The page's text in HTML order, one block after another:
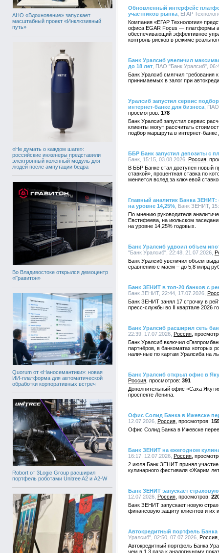
АНО «Вдохновение» запускает
масштабный проект «Инклюзивный
путь»
«Не думать о каждом шаге»:
российские инженеры представили
электронный коленный модуль для
людей после ампутации бедра
Во Владивостоке открылся демоцентр
«Гравитон»
Quorum от «Наносемантики»: новая
ИИ-платформа для автоматической
обработки корпоративных встреч
Robort от 3Logic Group расширил
портфель роботами Unitree A2 и A2-W
Обновленный интерфейс
участников рынка , ЕГАР
Компания «ЕГАР Технологии»
офиса EGAR Focus — платформы
обеспечивающий эффективное
контроль рисков в режиме
Банк Уралсиб увеличил
до 18 лет , ПАО "Банк Уралсиб",
Банк Уралсиб смягчил требования
принимаемых в залог при
Уралсиб запустил сервис
интернет-банке для бизнеса ,
178
Банк Уралсиб запустил сервис
клиенты могут рассчитать
подбор маршрута в интернет-
ББР Банк запустил депозиты с
Банк, 15:15, 03.08.2026, Россия
В ББР Банке стал доступен новый
ставкой», процентная ставка по
меняется вслед за ключевой
Главный аналитик Банка ЗЕНИТ:
на уровне 14,25% , Банк ЗЕНИТ,
По мнению руководителя
Евстифеева, на июльском
на уровне 14,25% годовых.
Банк Уралсиб удвоил объем
"Банк Уралсиб", 22:48, 21.07.2026,
Банк Уралсиб увеличил объем
сравнению с маем – до 5,8 млрд
Банк ЗЕНИТ в топ-20 банков с
Банк ЗЕНИТ, 22:44, 17.07.2026,
Банк ЗЕНИТ занял 17 строчку в
пресс-службы во II квартале 2026
Банк Уралсиб расширил сеть
22:39, 17.07.2026, Россия
Банк Уралсиб включил
партнёров, в банкоматах которых
наличные по картам Уралсиба на
Банк Уралсиб открыл офис в
Россия
391
Дополнительный офис «Саха
проспекте Ленина.
Офис Солид Банка в Ижевске
12.07.2026, Россия
Офис Солид Банка в Ижевске
Банк ЗЕНИТ на ежегодном
16:17, 12.07.2026, Россия
2 июля Банк ЗЕНИТ принял участие
кулинарного фестиваля «Жарим
Банк ЗЕНИТ запускает
12.07.2026, Россия
Банк ЗЕНИТ запускает новую
финансовую защиту клиентов и их
Автокредитный портфель Банка
Уралсиб", 02:50, 07.07.2026, Россия
Автокредитный портфель Банка
чем в 1,3 раза к аналогичному